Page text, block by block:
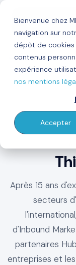
Bienvenue chez
navigation sur
dépôt de
contenus
expérience
nos mentions
Accepter
Retour au blog
Après 15 ans
secteurs
d'Inbound
partenaires
entreprises et